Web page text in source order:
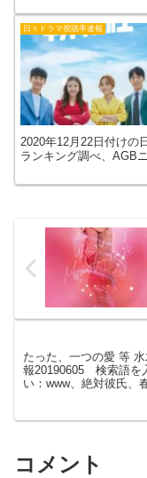
日々ドラマ視聴率速報
2020年12月22日付けの
ランキング調べ、AGB
たった、一つの愛 等
報20190605 検索語を
い：www、絶対彼氏、
コメント